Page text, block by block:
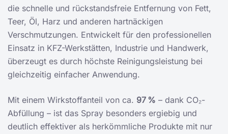
die schnelle und rückstandsfreie Entfernung von Fett,
Teer, Öl, Harz und anderen hartnäckigen
Verschmutzungen. Entwickelt für den professionellen
Einsatz in KFZ-Werkstätten, Industrie und Handwerk,
überzeugt es durch höchste Reinigungsleistung bei
gleichzeitig einfacher Anwendung.
Mit einem Wirkstoffanteil von ca. 97 % – dank CO₂-
Abfüllung – ist das Spray besonders ergiebig und
deutlich effektiver als herkömmliche Produkte mit nur